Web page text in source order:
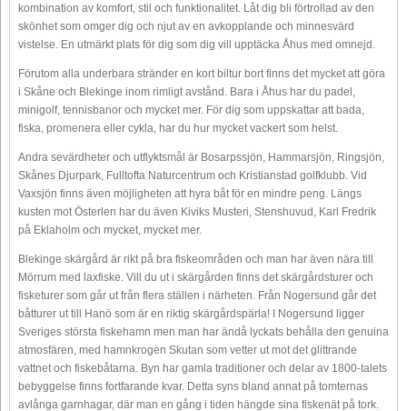
kombination av komfort, stil och funktionalitet. Låt dig bli förtrollad av den
skönhet som omger dig och njut av en avkopplande och minnesvärd
vistelse. En utmärkt plats för dig som dig vill upptäcka Åhus med omnejd.
Förutom alla underbara stränder en kort biltur bort finns det mycket att göra
i Skåne och Blekinge inom rimligt avstånd. Bara i Åhus har du padel,
minigolf, tennisbanor och mycket mer. För dig som uppskattar att bada,
fiska, promenera eller cykla, har du hur mycket vackert som helst.
Andra sevärdheter och utflyktsmål är Bosarpssjön, Hammarsjön, Ringsjön,
Skånes Djurpark, Fulltofta Naturcentrum och Kristianstad golfklubb. Vid
Vaxsjön finns även möjligheten att hyra båt för en mindre peng. Längs
kusten mot Österlen har du även Kiviks Musteri, Stenshuvud, Karl Fredrik
på Eklaholm och mycket, mycket mer.
Blekinge skärgård är rikt på bra fiskeområden och man har även nära till
Mörrum med laxfiske. Vill du ut i skärgården finns det skärgårdsturer och
fisketurer som går ut från flera ställen i närheten. Från Nogersund går det
båtturer ut till Hanö som är en riktig skärgårdspärla! I Nogersund ligger
Sveriges största fiskehamn men man har ändå lyckats behålla den genuina
atmosfären, med hamnkrogen Skutan som vetter ut mot det glittrande
vattnet och fiskebåtarna. Byn har gamla traditioner och delar av 1800-talets
bebyggelse finns fortfarande kvar. Detta syns bland annat på tomternas
avlånga garnhagar, där man en gång i tiden hängde sina fiskenät på tork.